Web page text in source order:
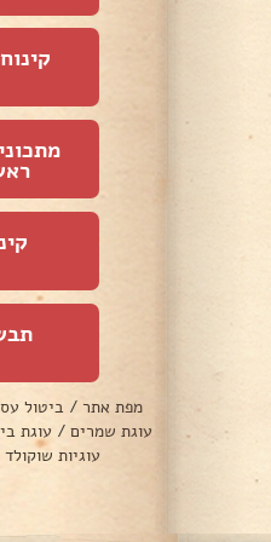
מפת אתר / ביטול
עוגת שמרים / עוגת
עוגיות